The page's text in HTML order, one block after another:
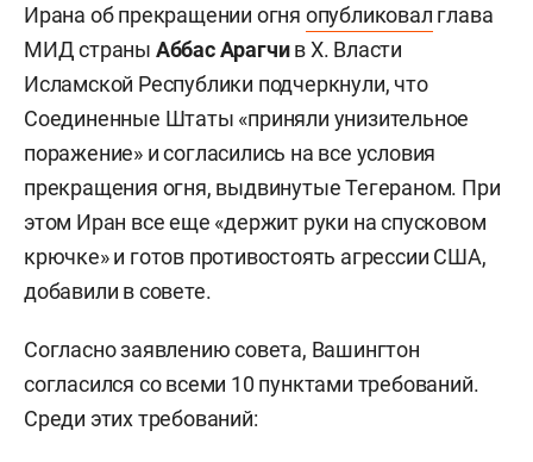
Ирана об прекращении огня опубликовал глава
МИД страны Аббас Арагчив X. Власти
Исламской Республики подчеркнули, что
Соединенные Штаты «приняли унизительное
поражение» и согласились на все условия
прекращения огня, выдвинутые Тегераном. При
этом Иран все еще «держит руки на спусковом
крючке» и готов противостоять агрессии США,
добавили в совете.
Согласно заявлению совета, Вашингтон
согласился со всеми 10 пунктами требований.
Среди этих требований: